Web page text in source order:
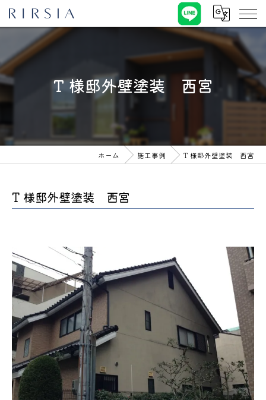
T 様邸外壁塗装 西宮
ホーム 施工事例 T 様邸外壁塗装 西宮
T 様邸外壁塗装 西宮